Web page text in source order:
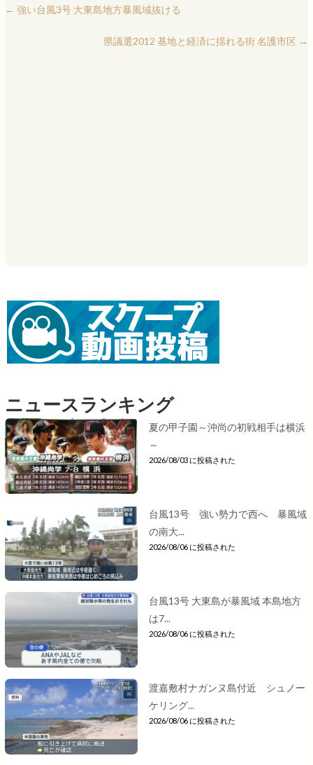
← 強い台風3号 大東島地方暴風域抜ける
県議選2012 基地と経済に揺れる街 名護市区 →
ニュースランキング
夏の甲子園～沖尚の初戦相手は横浜
～
2026/08/03 に投稿された
台風13号 強い勢力で西へ 暴風域
の南大...
2026/08/06 に投稿された
台風13号 大東島が暴風域 本島地方
は7...
2026/08/06 に投稿された
渡嘉敷村ナガンヌ島付近 シュノー
ケリング...
2026/08/06 に投稿された